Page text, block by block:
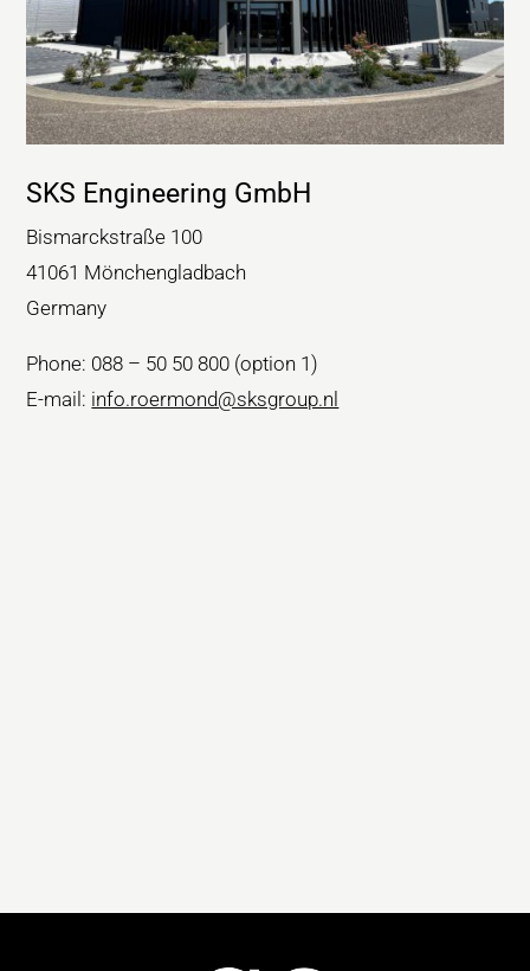
SKS Engineering GmbH
Bismarckstraße 100
41061 Mönchengladbach
Germany
Phone: 088 – 50 50 800 (option 1)
E-mail: info.roermond@sksgroup.nl